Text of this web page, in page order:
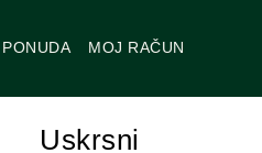
MOJ RAČUN
Uskrsni